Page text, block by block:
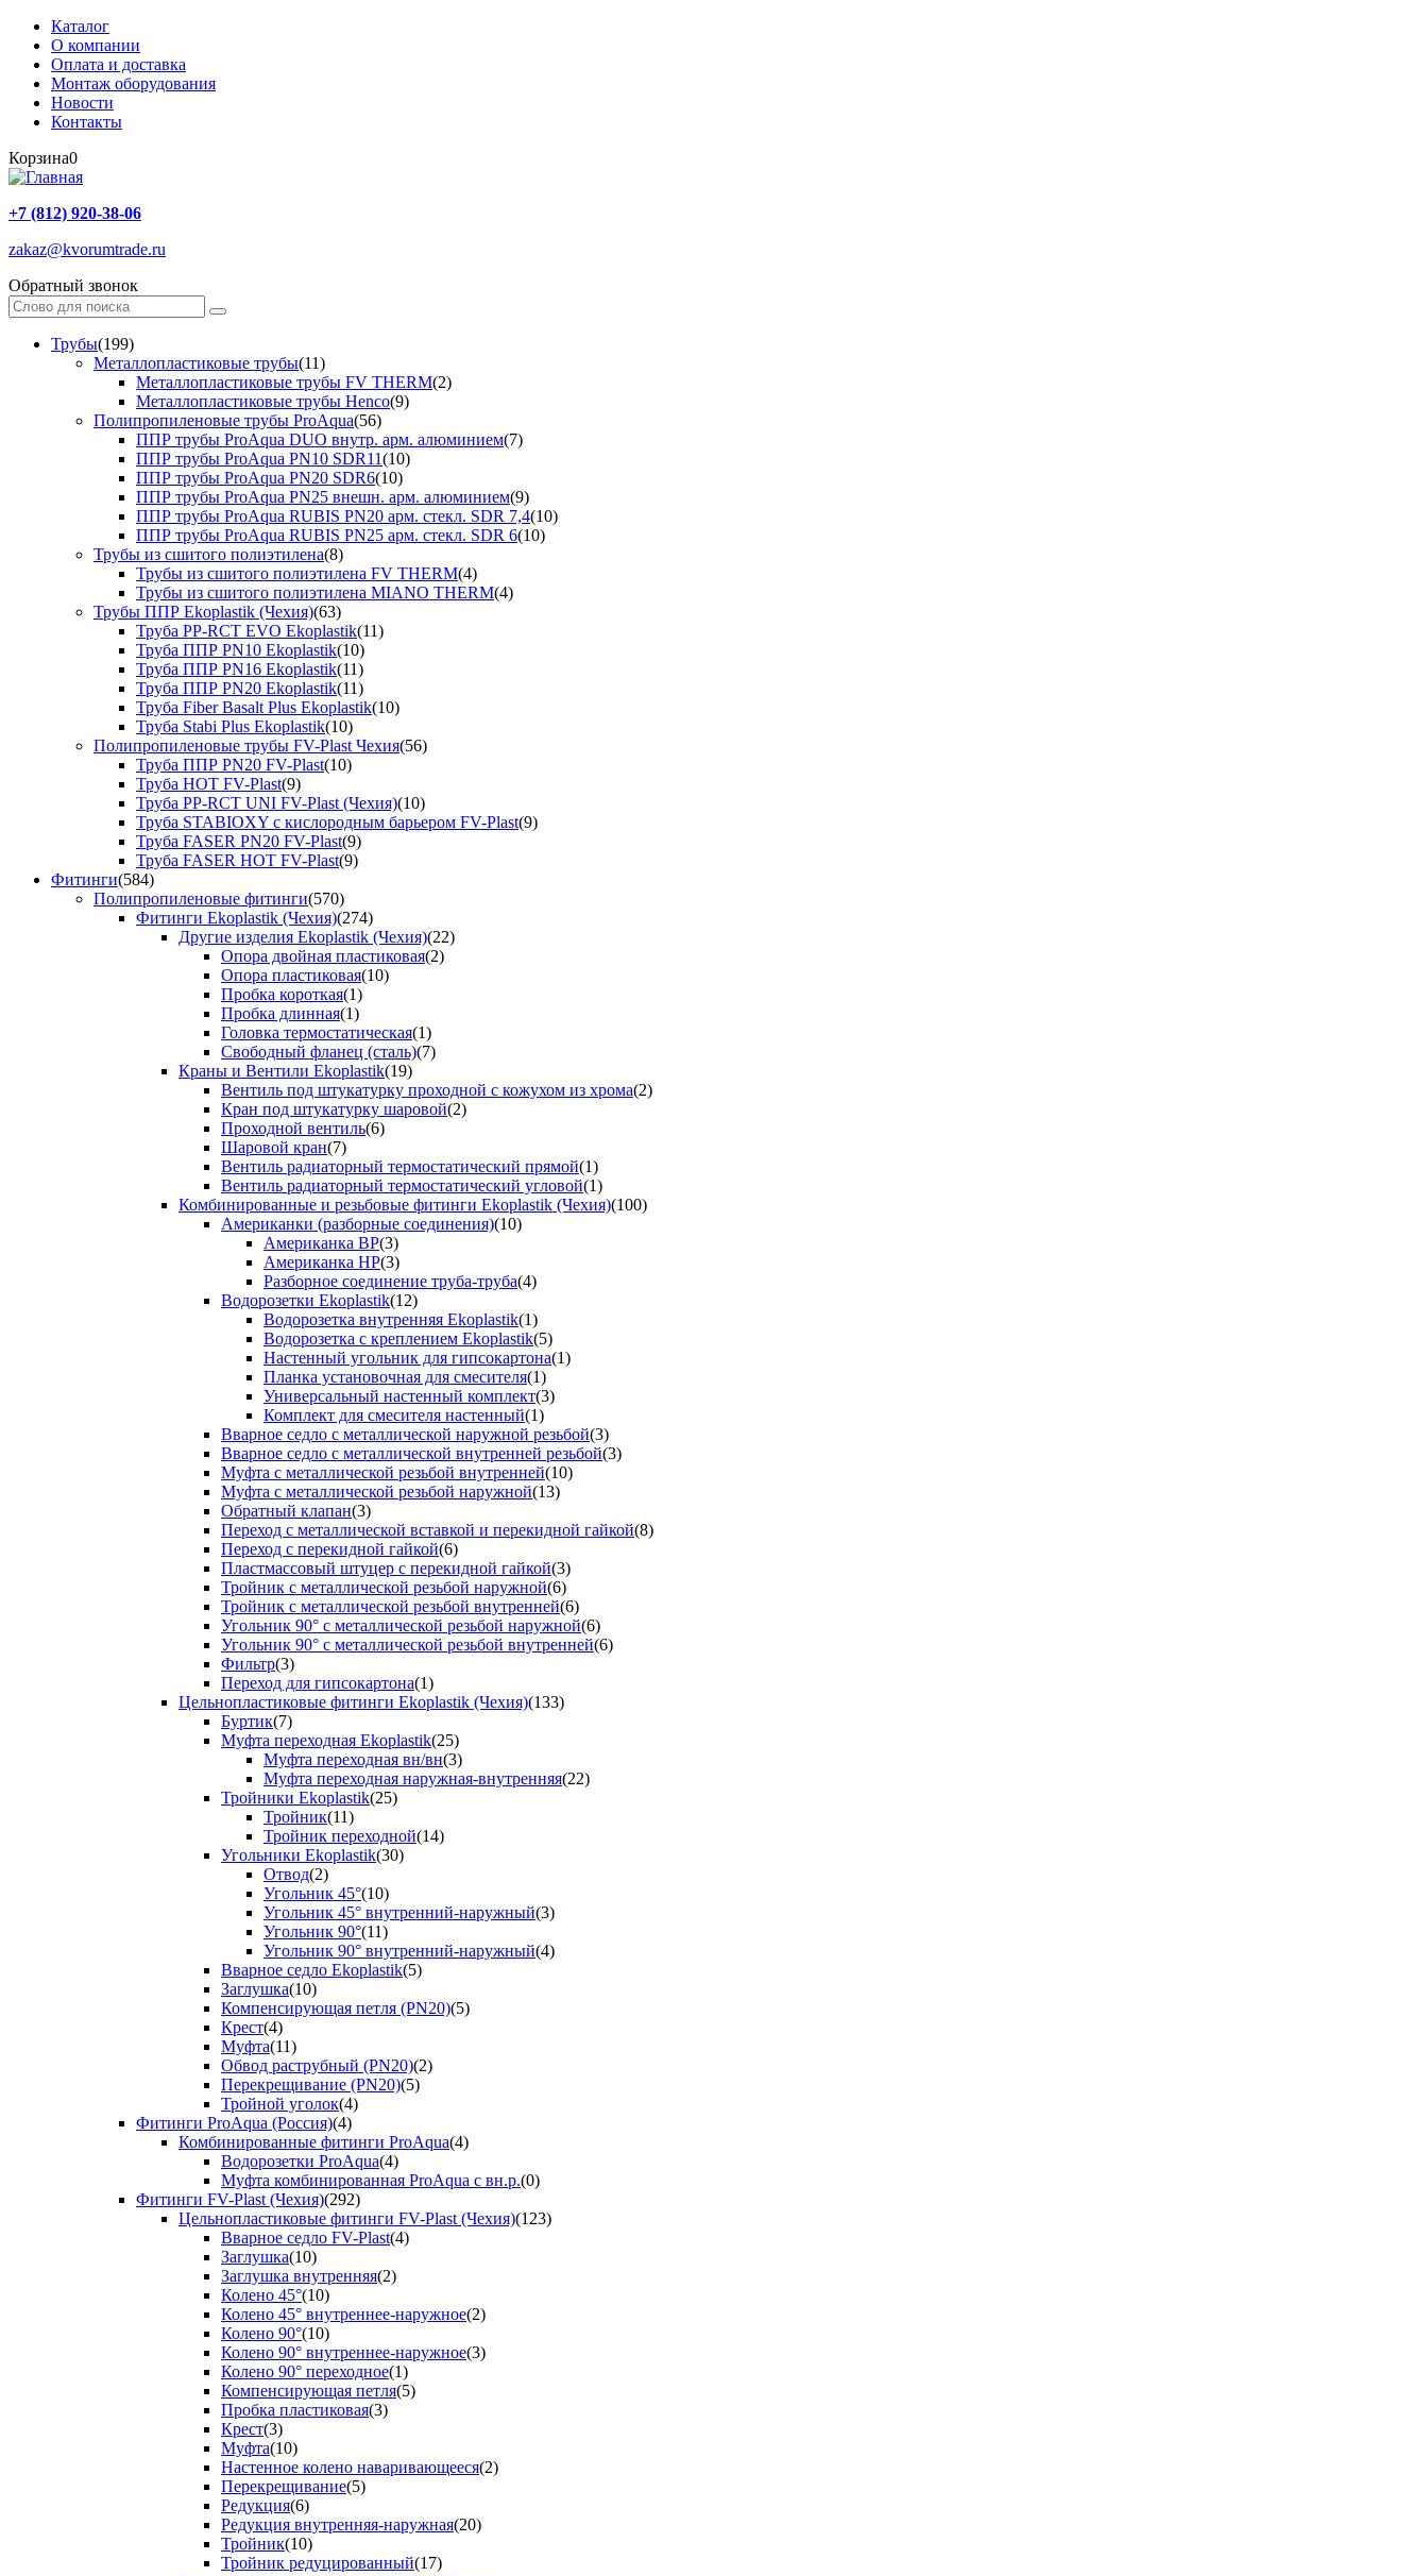
Каталог
О компании
Оплата и доставка
Монтаж оборудования
Новости
Контакты
Корзина0
+7 (812) 920-38-06
zakaz@kvorumtrade.ru
Обратный звонок
Трубы(199)
Металлопластиковые трубы(11)
Металлопластиковые трубы FV THERM(2)
Металлопластиковые трубы Henco(9)
Полипропиленовые трубы ProAqua(56)
ППР трубы ProAqua DUO внутр. арм. алюминием(7)
ППР трубы ProAqua PN10 SDR11(10)
ППР трубы ProAqua PN20 SDR6(10)
ППР трубы ProAqua PN25 внешн. арм. алюминием(9)
ППР трубы ProAqua RUBIS PN20 арм. стекл. SDR 7,4(10)
ППР трубы ProAqua RUBIS PN25 арм. стекл. SDR 6(10)
Трубы из сшитого полиэтилена(8)
Трубы из сшитого полиэтилена FV THERM(4)
Трубы из сшитого полиэтилена MIANO THERM(4)
Трубы ППР Ekoplastik (Чехия)(63)
Труба PP-RCT EVO Ekoplastik(11)
Труба ППР PN10 Ekoplastik(10)
Труба ППР PN16 Ekoplastik(11)
Труба ППР PN20 Ekoplastik(11)
Труба Fiber Basalt Plus Ekoplastik(10)
Труба Stabi Plus Ekoplastik(10)
Полипропиленовые трубы FV-Plast Чехия(56)
Труба ППР PN20 FV-Plast(10)
Труба HOT FV-Plast(9)
Труба PP-RCT UNI FV-Plast (Чехия)(10)
Труба STABIOXY с кислородным барьером FV-Plast(9)
Труба FASER PN20 FV-Plast(9)
Труба FASER HOT FV-Plast(9)
Фитинги(584)
Полипропиленовые фитинги(570)
Фитинги Ekoplastik (Чехия)(274)
Другие изделия Ekoplastik (Чехия)(22)
Опора двойная пластиковая(2)
Опора пластиковая(10)
Пробка короткая(1)
Пробка длинная(1)
Головка термостатическая(1)
Свободный фланец (сталь)(7)
Краны и Вентили Ekoplastik(19)
Вентиль под штукатурку проходной с кожухом из хрома(2)
Кран под штукатурку шаровой(2)
Проходной вентиль(6)
Шаровой кран(7)
Вентиль радиаторный термостатический прямой(1)
Вентиль радиаторный термостатический угловой(1)
Комбинированные и резьбовые фитинги Ekoplastik (Чехия)(100)
Американки (разборные соединения)(10)
Американка ВР(3)
Американка НР(3)
Разборное соединение труба-труба(4)
Водорозетки Ekoplastik(12)
Водорозетка внутренняя Ekoplastik(1)
Водорозетка с креплением Ekoplastik(5)
Настенный угольник для гипсокартона(1)
Планка установочная для смесителя(1)
Универсальный настенный комплект(3)
Комплект для смесителя настенный(1)
Вварное седло с металлической наружной резьбой(3)
Вварное седло с металлической внутренней резьбой(3)
Муфта с металлической резьбой внутренней(10)
Муфта с металлической резьбой наружной(13)
Обратный клапан(3)
Переход с металлической вставкой и перекидной гайкой(8)
Переход с перекидной гайкой(6)
Пластмассовый штуцер с перекидной гайкой(3)
Тройник с металлической резьбой наружной(6)
Тройник с металлической резьбой внутренней(6)
Угольник 90° с металлической резьбой наружной(6)
Угольник 90° с металлической резьбой внутренней(6)
Фильтр(3)
Переход для гипсокартона(1)
Цельнопластиковые фитинги Ekoplastik (Чехия)(133)
Буртик(7)
Муфта переходная Ekoplastik(25)
Муфта переходная вн/вн(3)
Муфта переходная наружная-внутренняя(22)
Тройники Ekoplastik(25)
Тройник(11)
Тройник переходной(14)
Угольники Ekoplastik(30)
Отвод(2)
Угольник 45°(10)
Угольник 45° внутренний-наружный(3)
Угольник 90°(11)
Угольник 90° внутренний-наружный(4)
Вварное седло Ekoplastik(5)
Заглушка(10)
Компенсирующая петля (PN20)(5)
Крест(4)
Муфта(11)
Обвод раструбный (PN20)(2)
Перекрещивание (PN20)(5)
Тройной уголок(4)
Фитинги ProAqua (Россия)(4)
Комбинированные фитинги ProAqua(4)
Водорозетки ProAqua(4)
Муфта комбинированная ProAqua с вн.р.(0)
Фитинги FV-Plast (Чехия)(292)
Цельнопластиковые фитинги FV-Plast (Чехия)(123)
Вварное седло FV-Plast(4)
Заглушка(10)
Заглушка внутренняя(2)
Колено 45°(10)
Колено 45° внутреннее-наружное(2)
Колено 90°(10)
Колено 90° внутреннее-наружное(3)
Колено 90° переходное(1)
Компенсирующая петля(5)
Пробка пластиковая(3)
Крест(3)
Муфта(10)
Настенное колено наваривающееся(2)
Перекрещивание(5)
Редукция(6)
Редукция внутренняя-наружная(20)
Тройник(10)
Тройник редуцированный(17)